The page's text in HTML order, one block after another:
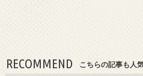
RECOMMEND こちらの記事も人気